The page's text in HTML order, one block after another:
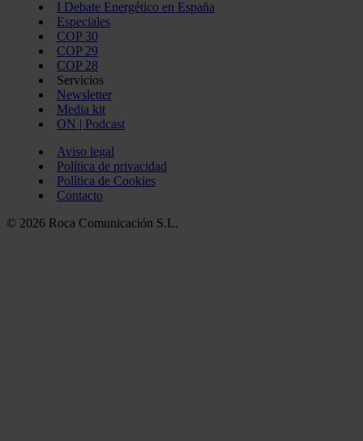
I Debate Energético en España
Especiales
COP 30
COP 29
COP 28
Servicios
Newsletter
Media kit
ON | Podcast
Aviso legal
Política de privacidad
Política de Cookies
Contacto
© 2026 Roca Comunicación S.L.